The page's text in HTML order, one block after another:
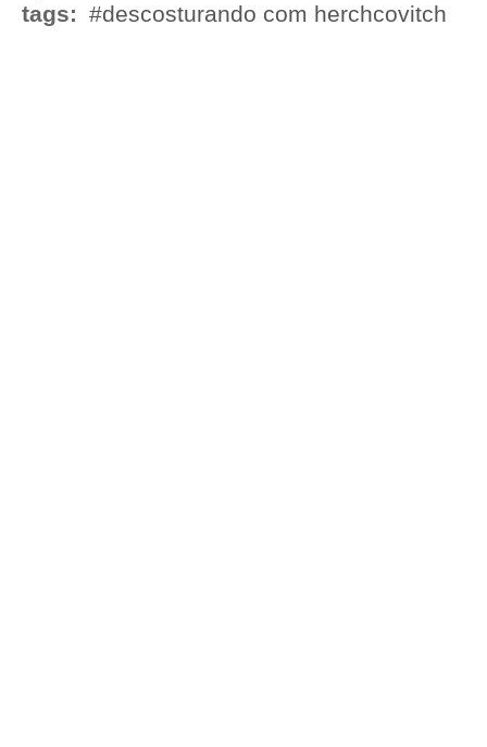
tags: #descosturando com herchcovitch